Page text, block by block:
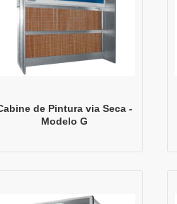
de Pintura via Seca -
Modelo G